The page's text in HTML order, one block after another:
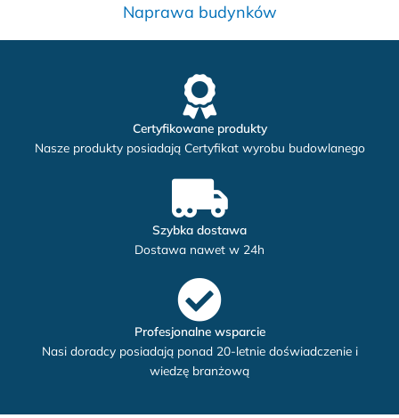
Naprawa budynków
Certyfikowane produkty
Nasze produkty posiadają Certyfikat wyrobu budowlanego
Szybka dostawa
Dostawa nawet w 24h
Profesjonalne wsparcie
Nasi doradcy posiadają ponad 20-letnie doświadczenie i
wiedzę branżową